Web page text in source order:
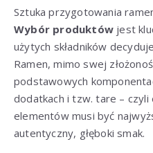
Sztuka przygotowania
Wybór produktów jest
użytych składników
Ramen, mimo swej
podstawowych
dodatkach i tzw. tare – czyli
elementów musi być
autentyczny, głęboki smak.